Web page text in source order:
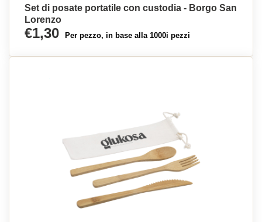
Set di posate portatile con custodia - Borgo San
Lorenzo
€1,30 Per pezzo, in base alla 1000i pezzi